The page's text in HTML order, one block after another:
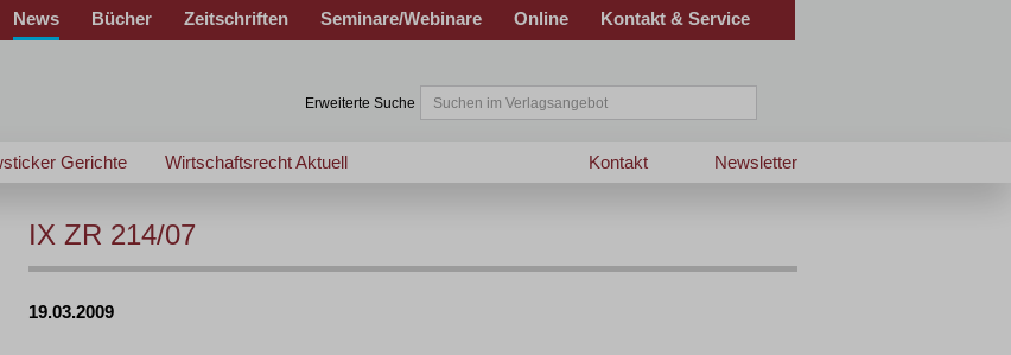
News Bücher Zeitschriften Seminare/Webinare Online Kontakt & Service
Erweiterte Suche
Gerichte Wirtschaftsrecht Aktuell Newsletter
Kontakt
IX ZR 214/07
19.03.2009